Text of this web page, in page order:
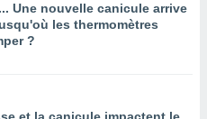
Une nouvelle canicule arrive
les thermomètres
?